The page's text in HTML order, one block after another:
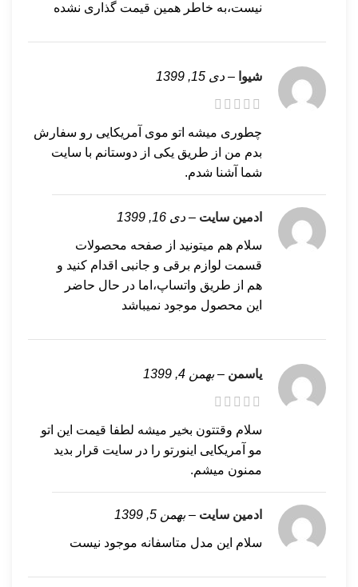
نیست،به خاطر همین قیمت گذاری نشده
شیوا – دی 15, 1399
چطوری میشه اتو موی آمریکایی رو سفارش
بدم من از طریق یکی از دوستانم با سایت
شما آشنا شدم.
ادمین سایت – دی 16, 1399
سلام هم میتونید از صفحه محصولات
قسمت لوازم برقی و جانبی اقدام کنید و
هم از طریق واتساپ،اما در حال حاضر
این محصول موجود نمیباشد
یاسمن – بهمن 4, 1399
سلام وقتتون بخیر میشه لطفا قیمت این اتو
مو آمریکایی اینورتو را در سایت قرار بدید
ممنون میشم.
ادمین سایت – بهمن 5, 1399
سلام این مدل متاسفانه موجود نیست